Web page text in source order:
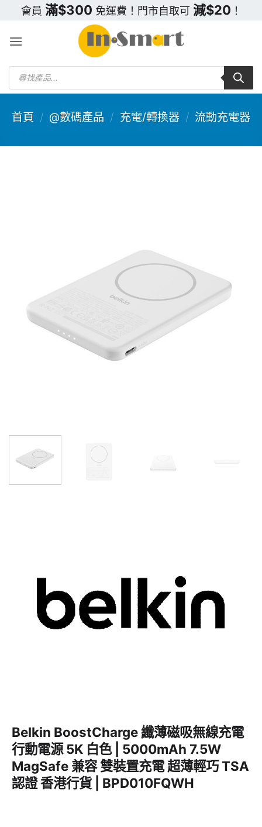
content
會員 滿$300 免運費！門市自取可 減$20 ！
Products
search
首頁 / @數碼產品 / 充電/轉換器 / 流動充電器
Belkin BoostCharge 纖薄磁吸無線充電
行動電源 5K 白色 | 5000mAh 7.5W
MagSafe 兼容 雙裝置充電 超薄輕巧 TSA
認證 香港行貨 | BPD010FQWH